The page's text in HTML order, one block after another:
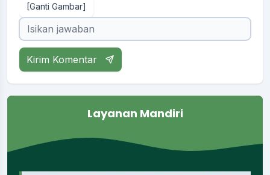
[Ganti Gambar]
Kirim Komentar
Layanan Mandiri